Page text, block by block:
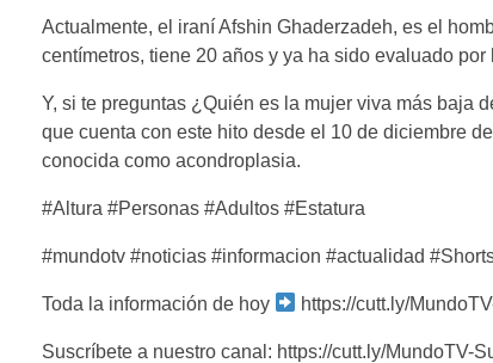
Actualmente, el iraní Afshin Ghaderzadeh, es el
centímetros, tiene 20 años y ya ha sido evaluado
Y, si te preguntas ¿Quién es la mujer viva más baja
que cuenta con este hito desde el 10 de diciembre
conocida como acondroplasia.
#Altura #Personas #Adultos #Estatura
#mundotv #noticias #informacion #actualidad
Toda la información de hoy https://cutt.ly/
Suscríbete a nuestro canal: https://cutt.ly/MundoTV-